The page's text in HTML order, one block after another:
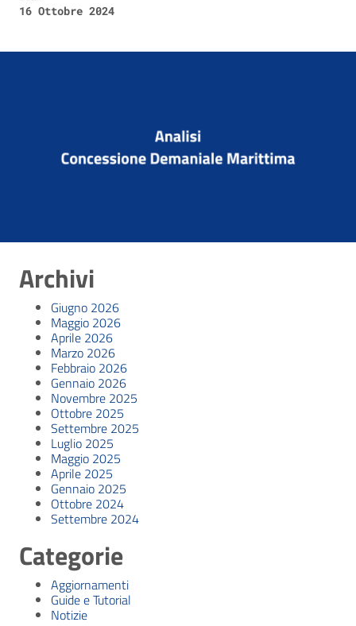
16 Ottobre 2024
Archivi
Giugno 2026
Maggio 2026
Aprile 2026
Marzo 2026
Febbraio 2026
Gennaio 2026
Novembre 2025
Ottobre 2025
Settembre 2025
Luglio 2025
Maggio 2025
Aprile 2025
Gennaio 2025
Ottobre 2024
Settembre 2024
Categorie
Aggiornamenti
Guide e Tutorial
Notizie